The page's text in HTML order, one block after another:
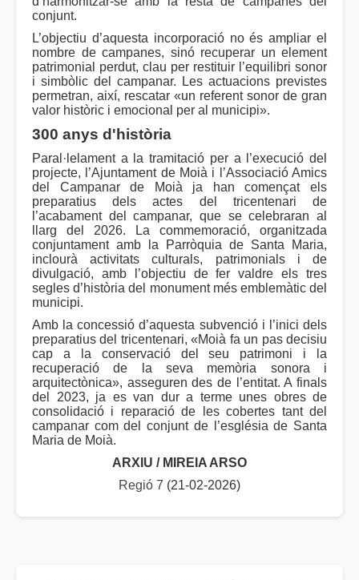
conjunt.
L’objectiu d’aquesta incorporació no és ampliar el
nombre de campanes, sinó recuperar un element
patrimonial perdut, clau per restituir l’equilibri sonor
i simbòlic del campanar. Les actuacions previstes
permetran, així, rescatar «un referent sonor de gran
valor històric i emocional per al municipi».
300 anys d'història
Paral·lelament a la tramitació per a l’execució del
projecte, l’Ajuntament de Moià i l’Associació Amics
del Campanar de Moià ja han començat els
preparatius dels actes del tricentenari de
l’acabament del campanar, que se celebraran al
llarg del 2026. La commemoració, organitzada
conjuntament amb la Parròquia de Santa Maria,
inclourà activitats culturals, patrimonials i de
divulgació, amb l’objectiu de fer valdre els tres
segles d’història del monument més emblemàtic del
municipi.
Amb la concessió d’aquesta subvenció i l’inici dels
preparatius del tricentenari, «Moià fa un pas decisiu
cap a la conservació del seu patrimoni i la
recuperació de la seva memòria sonora i
arquitectònica», asseguren des de l’entitat. A finals
del 2023, ja es van dur a terme unes obres de
consolidació i reparació de les cobertes tant del
campanar com del conjunt de l’església de Santa
Maria de Moià.
ARXIU / MIREIA ARSO
Regió 7 (21-02-2026)